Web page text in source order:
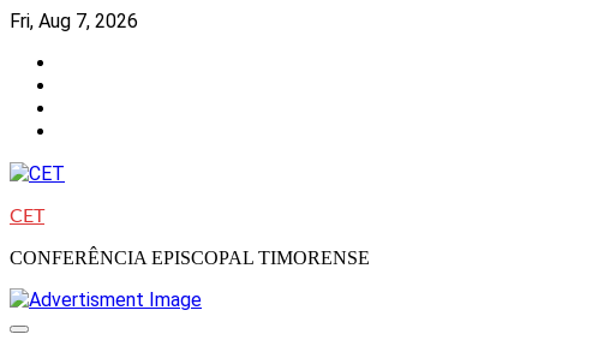
Skip
content
Fri, Aug 7, 2026
CET
CONFERÊNCIA EPISCOPAL TIMORENSE